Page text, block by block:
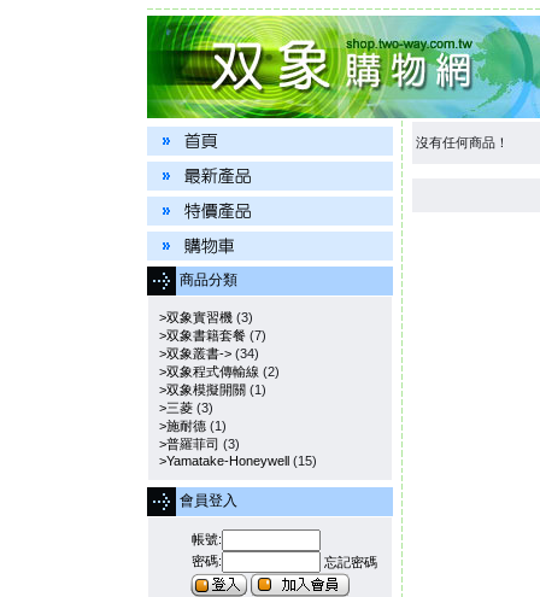
商品分類
>双象實習機(3)
>双象書籍套餐(7)
>双象叢書->(34)
>双象程式傳輸線 (2)
>双象模擬開關(1)
>三菱(3)
>施耐德(1)
>普羅菲司 (3)
>Yamatake-Honeywell(15)
會員登入
帳號:
密碼:
忘記密碼
沒有任何商品！